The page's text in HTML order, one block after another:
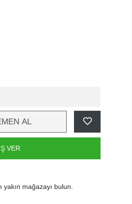
AL
VER
mağazayı bulun.